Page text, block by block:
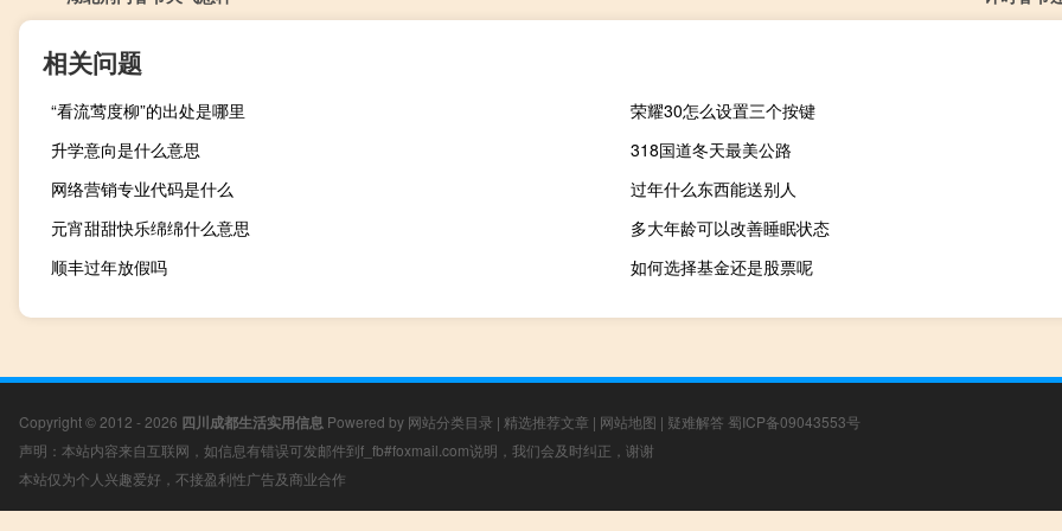
相关问题
“看流莺度柳”的出处是哪里
荣耀30怎么设置三个按键
升学意向是什么意思
318国道冬天最美公路
网络营销专业代码是什么
过年什么东西能送别人
元宵甜甜快乐绵绵什么意思
多大年龄可以改善睡眠状态
顺丰过年放假吗
如何选择基金还是股票呢
Copyright © 2012 - 2026 四川成都生活实用信息 Powered by 网站分类目录 | 精选推荐文章 | 网站地图 | 疑难解答 蜀ICP备09043553号
声明：本站内容来自互联网，如信息有错误可发邮件到f_fb#foxmail.com说明，我们会及时纠正，谢谢
本站仅为个人兴趣爱好，不接盈利性广告及商业合作